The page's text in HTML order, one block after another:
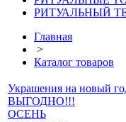
РИТУАЛЬНЫЙ
Главная
>
Каталог товаров
Украшения на новый
ВЫГОДНО!!!
ОСЕНЬ